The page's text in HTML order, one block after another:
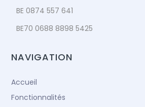
BE 0874 557 641
BE70 0688 8898 5425
NAVIGATION
Accueil
Fonctionnalités